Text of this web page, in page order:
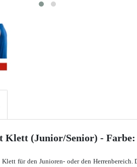
Klett (Junior/Senior) - Farbe:
für den Junioren- oder den Herrenbereich.